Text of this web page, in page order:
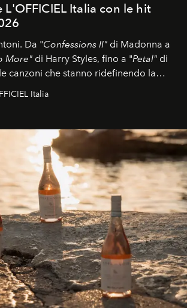
L'OFFICIEL Italia con le hit
Da "Confessions II" di Madonna a
More" di Harry Styles, fino a "Petal" di
canzoni che stanno ridefinendo la
Italia